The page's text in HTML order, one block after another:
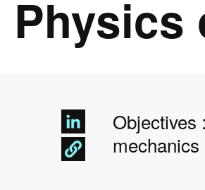
Physics
Objectives